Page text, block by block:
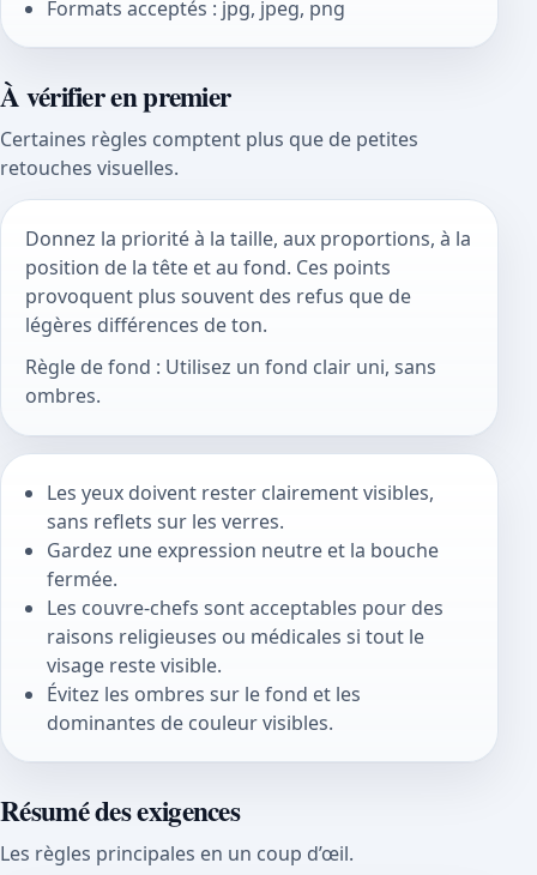
Formats acceptés : jpg, jpeg, png
À vérifier en premier
Certaines règles comptent plus que de petites
retouches visuelles.
Donnez la priorité à la taille, aux proportions, à la
position de la tête et au fond. Ces points
provoquent plus souvent des refus que de
légères différences de ton.
Règle de fond : Utilisez un fond clair uni, sans
ombres.
Les yeux doivent rester clairement visibles,
sans reflets sur les verres.
Gardez une expression neutre et la bouche
fermée.
Les couvre-chefs sont acceptables pour des
raisons religieuses ou médicales si tout le
visage reste visible.
Évitez les ombres sur le fond et les
dominantes de couleur visibles.
Résumé des exigences
Les règles principales en un coup d’œil.